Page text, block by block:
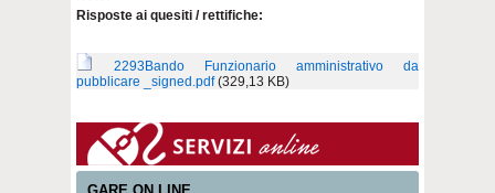
Risposte ai quesiti / rettifiche:
2293Bando Funzionario amministrativo da
pubblicare _signed.pdf (329,13 KB)